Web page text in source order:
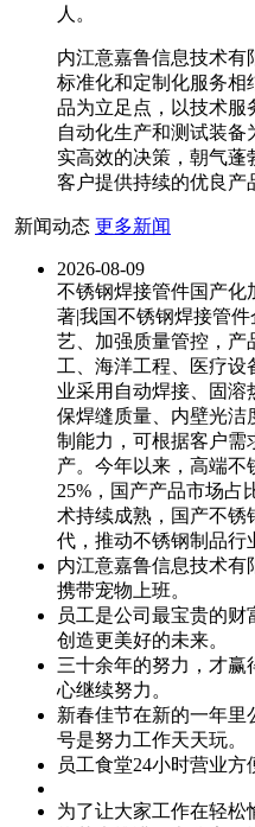
人。
内江意嘉鲁信息技术有
标准化和定制化服务相
品为立足点，以技术服
自动化生产和测试装
实高效的决策，朝气蓬
客户提供持续的优良产
新闻动态 更多新闻
2026-08-09
不锈钢焊接管件国产化
著|我国不锈钢焊接管
艺、加强质量管控，产
工、海洋工程、医疗设
业采用自动焊接、固溶
保焊缝质量、内壁光洁
制能力，可根据客户需
产。今年以来，高端不
25%，国产产品市场占
术持续成熟，国产不锈
代，推动不锈钢制品行
内江意嘉鲁信息技术有
携带宠物上班。
员工是公司最宝贵的财
创造更美好的未来。
三十余年的努力，才赢
心继续努力。
新春佳节在新的一年里
号是努力工作天天玩。
员工食堂24小时营业方
为了让大家工作在轻松